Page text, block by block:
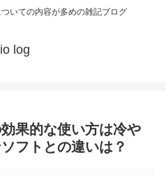
いての内容が多めの雑記ブログ
log
果的な使い方は冷や
フトとの違いは？